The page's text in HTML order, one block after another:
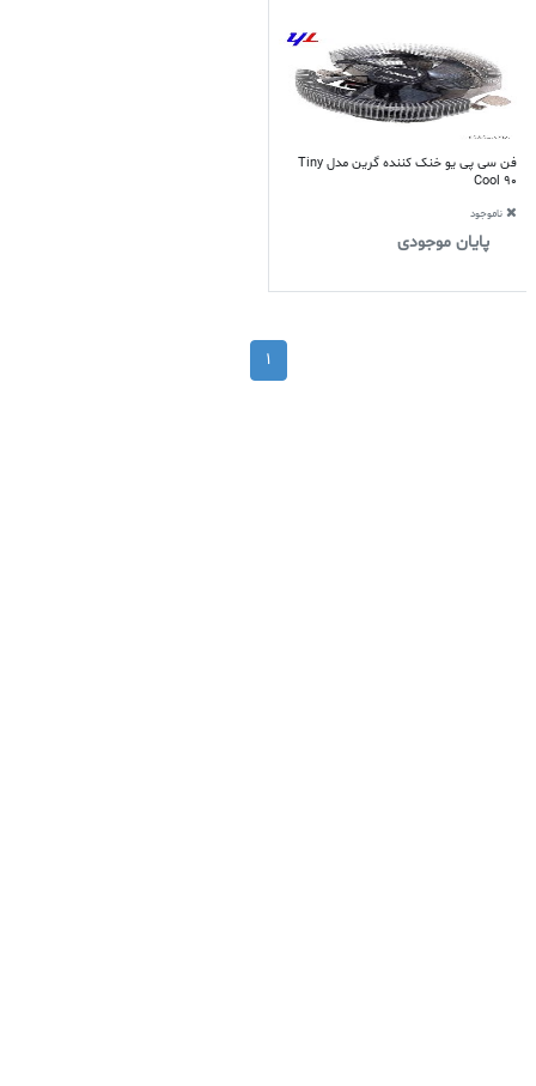
فن سی پی یو خنک کننده گرین مدل Tiny
Cool 90
ناموجود
پایان موجودی